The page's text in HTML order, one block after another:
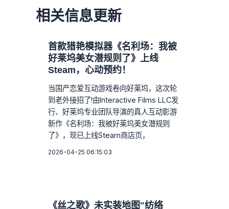
相关信息更新
首款猎艳模拟器《名利场：我被
好莱坞美女潜规则了》上线
Steam，心动预约！
当国产恋爱互动游戏卷向好莱坞，这次轮
到老外接招了!由Interactive Films LLC发
行、好莱坞专业团队导演的真人互动影游
新作《名利场：我被好莱坞美女潜规则
了》，现已上线Steam商店页，
2026-04-25 06:15:03
《丝之歌》未实装地图"纺络